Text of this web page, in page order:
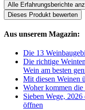
Alle Erfahrungsberichte
Dieses Produkt bewerten
Aus unserem Magazin:
Die 13
Die richtige
Wein am besten
Mit diesen Weinen
Woher kommen
Sieben Wege,
öffnen